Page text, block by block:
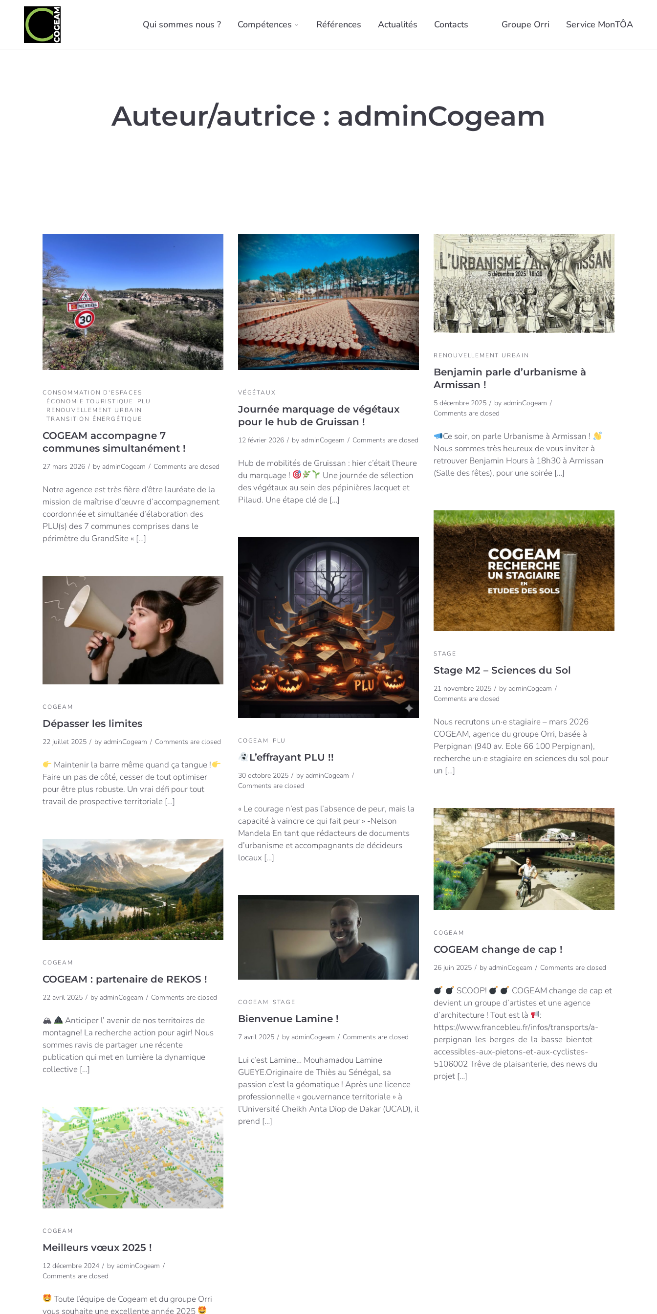
Qui sommes nous ? Compétences Références Actualités Contacts Groupe Orri Service MonTÔA
Auteur/autrice : adminCogeam
CONSOMMATION D'ESPACES
ÉCONOMIE TOURISTIQUE
PLU
RENOUVELLEMENT URBAIN
TRANSITION ÉNERGÉTIQUE
COGEAM accompagne 7
communes simultanément !
27 mars 2026 by adminCogeam Comments are closed
Notre agence est très fière d’être lauréate de la
mission de maîtrise d’œuvre d’accompagnement
coordonnée et simultanée d’élaboration des
PLU(s) des 7 communes comprises dans le
périmètre du GrandSite « […]
VÉGÉTAUX
Journée marquage de végétaux
pour le hub de Gruissan !
12 février 2026 by adminCogeam Comments are closed
Hub de mobilités de Gruissan : hier c’était l’heure
du marquage !
Une journée de sélection
des végétaux au sein des pépinières Jacquet et
Pilaud. Une étape clé de […]
RENOUVELLEMENT URBAIN
Benjamin parle d’urbanisme à
Armissan !
5 décembre 2025 by adminCogeam
Comments are closed
Ce soir, on parle Urbanisme à Armissan !
Nous sommes très heureux de vous inviter à
retrouver Benjamin Hours à 18h30 à Armissan
(Salle des fêtes), pour une soirée […]
STAGE
Stage M2 – Sciences du Sol
21 novembre 2025 by adminCogeam
Comments are closed
Nous recrutons un·e stagiaire – mars 2026
COGEAM, agence du groupe Orri, basée à
Perpignan (940 av. Eole 66 100 Perpignan),
recherche un·e stagiaire en sciences du sol pour
un […]
COGEAM PLU
L’effrayant PLU !!
30 octobre 2025 by adminCogeam
Comments are closed
« Le courage n’est pas l’absence de peur, mais la
capacité à vaincre ce qui fait peur » -Nelson
Mandela En tant que rédacteurs de documents
d’urbanisme et accompagnants de décideurs
locaux […]
COGEAM
Dépasser les limites
22 juillet 2025 by adminCogeam Comments are closed
Maintenir la barre même quand ça tangue !
Faire un pas de côté, cesser de tout optimiser
pour être plus robuste. Un vrai défi pour tout
travail de prospective territoriale […]
COGEAM
COGEAM change de cap !
26 juin 2025 by adminCogeam Comments are closed
SCOOP!
COGEAM change de cap et
devient un groupe d’artistes et une agence
d’architecture ! Tout est là
:
https://www.francebleu.fr/infos/transports/a-
perpignan-les-berges-de-la-basse-bientot-
accessibles-aux-pietons-et-aux-cyclistes-
5106002 Trêve de plaisanterie, des news du
projet […]
COGEAM
COGEAM : partenaire de REKOS !
22 avril 2025 by adminCogeam Comments are closed
🏔
Anticiper l’ avenir de nos territoires de
montagne! La recherche action pour agir! Nous
sommes ravis de partager une récente
publication qui met en lumière la dynamique
collective […]
COGEAM STAGE
Bienvenue Lamine !
7 avril 2025 by adminCogeam Comments are closed
Lui c’est Lamine… Mouhamadou Lamine
GUEYE.Originaire de Thiès au Sénégal, sa
passion c’est la géomatique ! Après une licence
professionnelle « gouvernance territoriale » à
l’Université Cheikh Anta Diop de Dakar (UCAD), il
prend […]
COGEAM
Meilleurs vœux 2025 !
12 décembre 2024 by adminCogeam
Comments are closed
Toute l’équipe de Cogeam et du groupe Orri
vous souhaite une excellente année 2025